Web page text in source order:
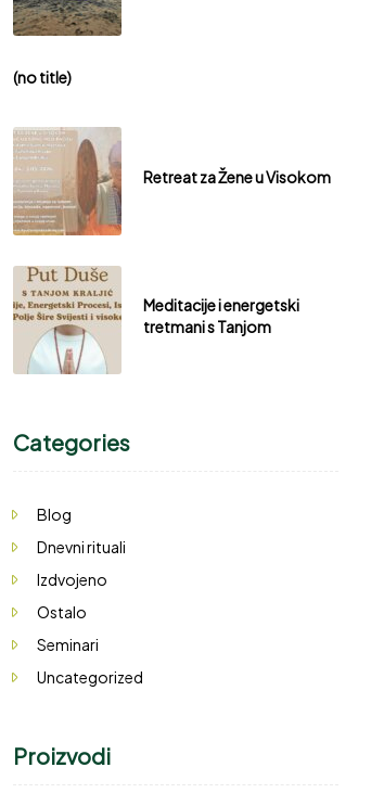
(no title)
Retreat za Žene u Visokom
Meditacije i energetski
tretmani s Tanjom
Categories
Blog
Dnevni rituali
Izdvojeno
Ostalo
Seminari
Uncategorized
Proizvodi